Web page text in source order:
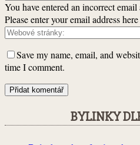
You have entered an incorrect email
Please enter your email address here
Save my name, email, and
time I comment.
BYLINKY